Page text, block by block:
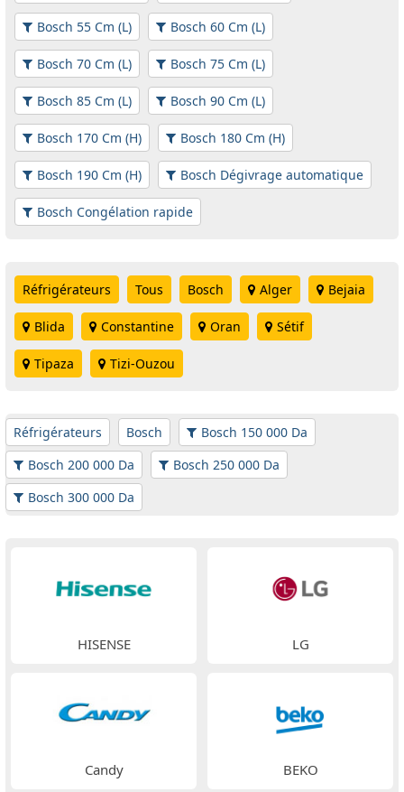
Bosch 55 Cm (L) Bosch 60 Cm (L)
Bosch 70 Cm (L) Bosch 75 Cm (L)
Bosch 85 Cm (L) Bosch 90 Cm (L)
Bosch 170 Cm (H) Bosch 180 Cm (H)
Bosch 190 Cm (H) Bosch Dégivrage automatique
Bosch Congélation rapide
Réfrigérateurs Tous Bosch Alger Bejaia
Blida Constantine Oran Sétif
Tipaza Tizi-Ouzou
Réfrigérateurs Bosch
Bosch 150 000 Da
Bosch 200 000 Da
Bosch 250 000 Da
Bosch 300 000 Da
HISENSE LG
Candy BEKO